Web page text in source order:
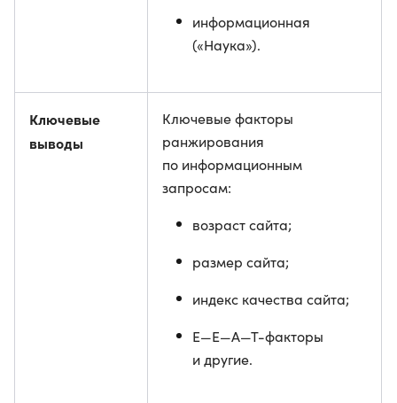
информационная
(«Наука»).
Ключевые
выводы
Ключевые факторы
ранжирования
по информационным
запросам:
возраст сайта;
размер сайта;
индекс качества сайта;
E—E—A—T-факторы
и другие.